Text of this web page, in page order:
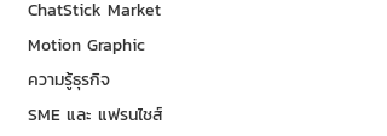
ChatStick Market
Motion Graphic
ความรู้ธุรกิจ
SME และ แฟรนไชส์